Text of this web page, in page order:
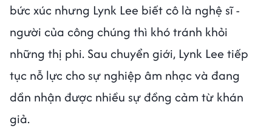
bức xúc nhưng Lynk Lee biết cô là nghệ sĩ -
người của công chúng thì khó tránh khỏi
những thị phi. Sau chuyển giới, Lynk Lee tiếp
tục nỗ lực cho sự nghiệp âm nhạc và đang
dần nhận được nhiều sự đồng cảm từ khán
giả.